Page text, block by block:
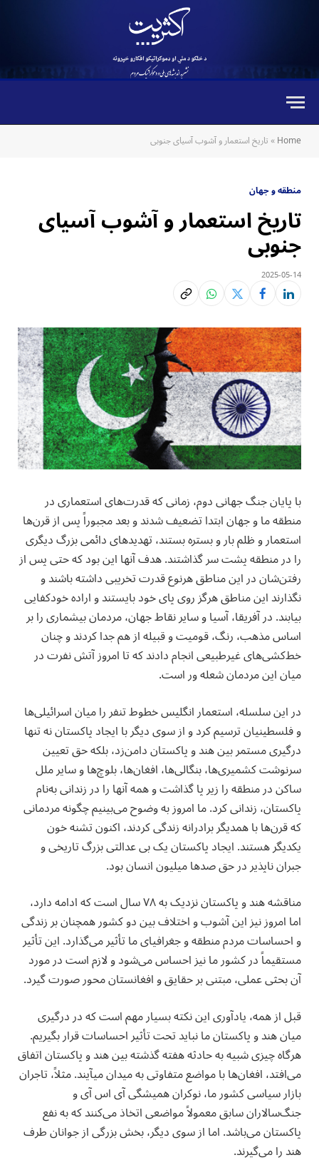
Home
»‏تاریخ استعمار و آشوب آسیای جنوبی
منطقه و جهان
‏تاریخ استعمار و آشوب آسیای
جنوبی
2025-05-14
‏با پایان جنگ جهانی دوم، زمانی که قدرت‌های استعماری در
منطقه ما و جهان ابتدا تضعیف شدند و بعد مجبوراً پس از قرن‌ها
استعمار و ظلم بار و‌ بستره بستند، تهدیدهای دائمی بزرگ دیگری
را در منطقه پشت سر گذاشتند. هدف آنها این بود که حتی پس از
رفتن‌شان در این مناطق هرنوع قدرت تخریبی داشته باشند و
نگذارند این مناطق هرگز روی پای خود بایستند و اراده خودکفایی
بیابند. در آفریقا، آسیا و سایر نقاط جهان، مردمان بیشماری را بر
اساس مذهب، رنگ، قومیت و قبیله از هم جدا کردند و چنان
خط‌کشی‌های غیرطبیعی انجام دادند که تا امروز آتش نفرت در
میان این مردمان شعله ور است.
‏در این سلسله، استعمار انگلیس خطوط تنفر را میان اسرائیلی‌ها
و فلسطینیان ترسیم کرد و از سوی دیگر با ایجاد پاکستان نه تنها
درگیری مستمر بین هند و پاکستان دامن‌زد، بلکه حق تعیین
سرنوشت کشمیری‌ها، بنگالی‌ها، افغان‌ها، بلوچ‌ها و سایر ملل
ساکن در منطقه را زیر پا گذاشت و همه آنها را در زندانی به‌نام
پاکستان، زندانی کرد. ما امروز به وضوح می‌بینیم چگونه مردمانی
که قرن‌ها با همدیگر برادرانه زندگی کردند، اکنون تشنه خون
یکدیگر هستند. ایجاد پاکستان یک بی عدالتی بزرگ تاریخی و
جبران ناپذیر در حق صدها میلیون انسان بود.
‏مناقشه هند و پاکستان نزدیک به ۷۸ سال است که ادامه دارد،
اما امروز نیز این آشوب و اختلاف بین دو کشور همچنان بر زندگی
و احساسات مردم منطقه و جغرافیای ما تأثیر می‌گذارد. این تأثیر
مستقیماً در کشور ما نیز احساس می‌شود و لازم است در مورد
آن بحثی عملی، مبتنی بر حقایق و افغانستان محور صورت گیرد.
‏قبل از همه، یادآوری این نکته بسیار مهم است که در درگیری
میان هند و پاکستان ما نباید تحت تأثیر احساسات قرار بگیریم.
هرگاه چیزی شبیه به حادثه هفته گذشته بین هند و پاکستان اتفاق
می‌افتد، افغان‌ها با مواضع متفاوتی به میدان میآیند. مثلاً، تاجران
بازار سیاسی کشور ما، نوکران همیشگی آی اس آی و
جنگ‌سالاران سابق معمولاً مواضعی اتخاذ می‌کنند که به نفع
پاکستان می‌باشد. اما از سوی دیگر، بخش بزرگی از جوانان طرف
هند را می‌گیرند.